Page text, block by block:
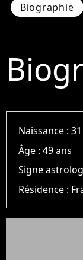
Biographie
Naissance :
Âge :49 ans
Signe
Résidence :